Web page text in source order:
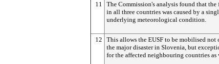
11
The Commission's analysis found that
in all three countries was caused by a
underlying meteorological condition.
12
This allows the EUSF to be mobilised not
the major disaster in Slovenia, but
for the affected neighbouring countries as